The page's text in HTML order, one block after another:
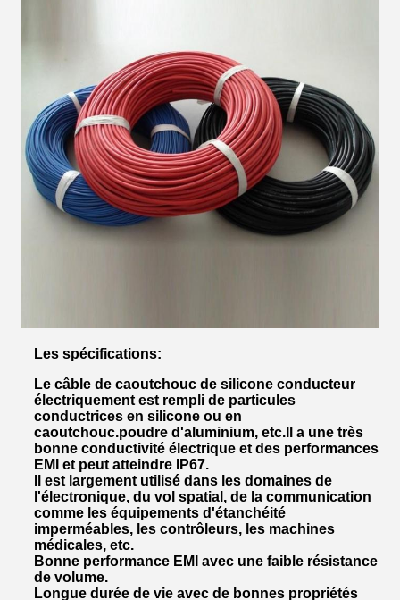
Les spécifications:
Le câble de caoutchouc de silicone conducteur
électriquement est rempli de particules
conductrices en silicone ou en
caoutchouc.poudre d'aluminium, etc.Il a une très
bonne conductivité électrique et des performances
EMI et peut atteindre IP67.
Il est largement utilisé dans les domaines de
l'électronique, du vol spatial, de la communication
comme les équipements d'étanchéité
imperméables, les contrôleurs, les machines
médicales, etc.
Bonne performance EMI avec une faible résistance
de volume.
Longue durée de vie avec de bonnes propriétés